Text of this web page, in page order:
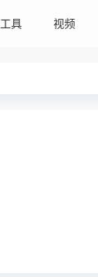
工具 视频